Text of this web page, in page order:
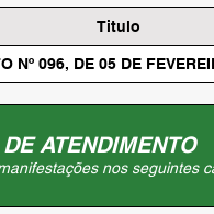
Titulo
Nº 096, DE 05 DE
ATENDIMENTO
nos seguintes